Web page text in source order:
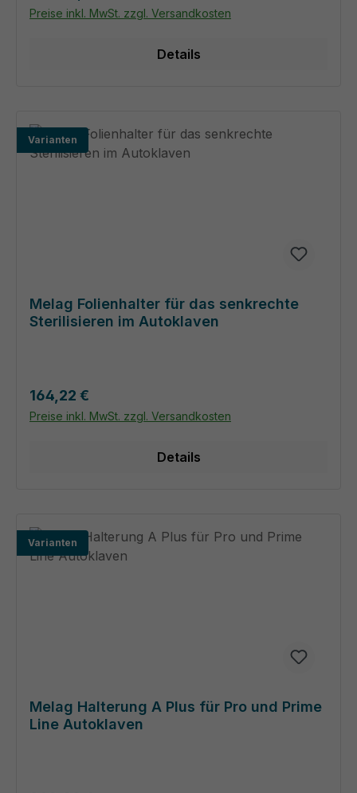
Preise inkl. MwSt. zzgl. Versandkosten
Details
Varianten
Melag Folienhalter für das senkrechte
Sterilisieren im Autoklaven
Regulärer Preis:
164,22 €
Preise inkl. MwSt. zzgl. Versandkosten
Details
Varianten
Melag Halterung A Plus für Pro und Prime
Line Autoklaven